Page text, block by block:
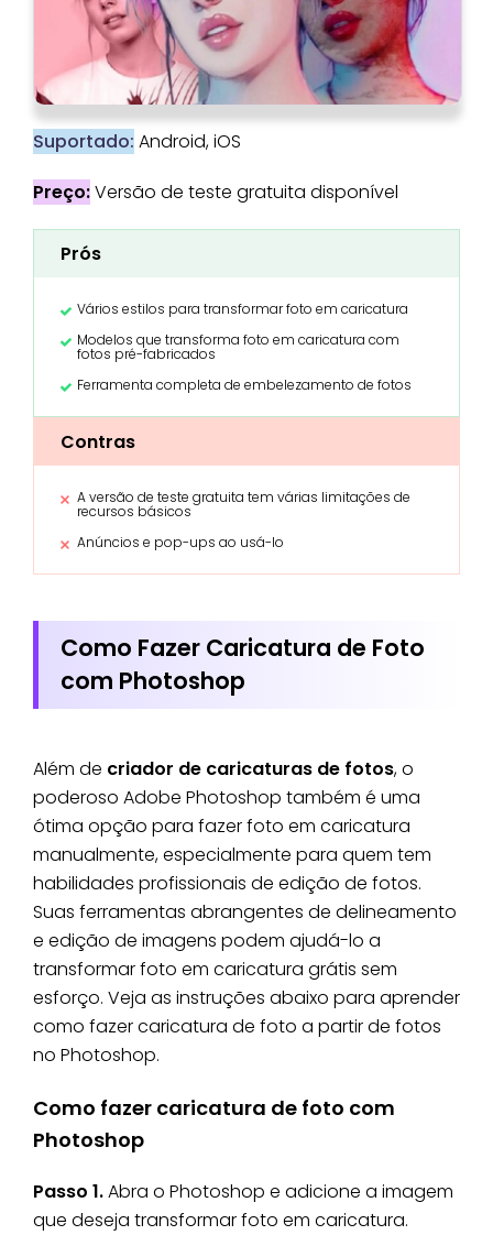
Suportado: Android, iOS
Preço:Versão de teste gratuita disponível
Prós
Vários estilos para transformar foto em caricatura
Modelos que transforma foto em caricatura com
fotos pré-fabricados
Ferramenta completa de embelezamento de fotos
Contras
A versão de teste gratuita tem várias limitações de
recursos básicos
Anúncios e pop-ups ao usá-lo
Como Fazer Caricatura de Foto
com Photoshop
Além de criador de caricaturas de fotos, o
poderoso Adobe Photoshop também é uma
ótima opção para fazer foto em caricatura
manualmente, especialmente para quem tem
habilidades profissionais de edição de fotos.
Suas ferramentas abrangentes de delineamento
e edição de imagens podem ajudá-lo a
transformar foto em caricatura grátis sem
esforço. Veja as instruções abaixo para aprender
como fazer caricatura de foto a partir de fotos
no Photoshop.
Como fazer caricatura de foto com
Photoshop
Passo 1.Abra o Photoshop e adicione a imagem
que deseja transformar foto em caricatura.